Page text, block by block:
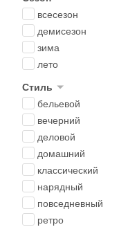
всесезон
демисезон
зима
лето
Стиль
бельевой
вечерний
деловой
домашний
классический
нарядный
повседневный
ретро